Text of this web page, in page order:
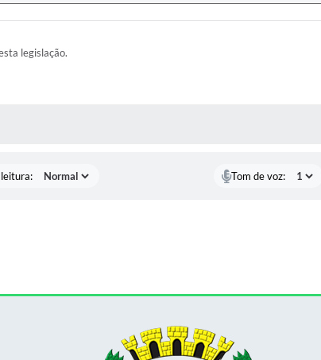
legislação.
Tom de voz: